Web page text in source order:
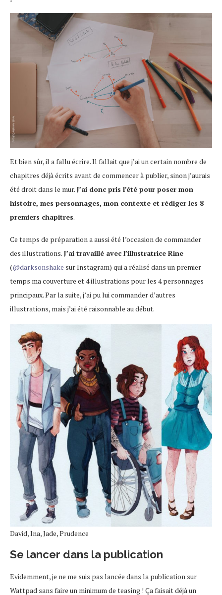
Et bien sûr, il a fallu écrire. Il fallait que j’ai un certain nombre de
chapitres déjà écrits avant de commencer à publier, sinon j’aurais
été droit dans le mur. J’ai donc pris l’été pour poser mon
histoire, mes personnages, mon contexte et rédiger les 8
premiers chapitres.
Ce temps de préparation a aussi été l’occasion de commander
des illustrations. J’ai travaillé avec l’illustratrice Rine
(@darksonshake sur Instagram) qui a réalisé dans un premier
temps ma couverture et 4 illustrations pour les 4 personnages
principaux. Par la suite, j’ai pu lui commander d’autres
illustrations, mais j’ai été raisonnable au début.
David, Ina, Jade, Prudence
Se lancer dans la publication
Evidemment, je ne me suis pas lancée dans la publication sur
Wattpad sans faire un minimum de teasing ! Ça faisait déjà un